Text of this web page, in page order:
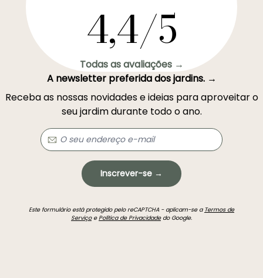
4,4/5
Todas as avaliações →
A newsletter preferida dos jardins. →
Receba as nossas novidades e ideias para aproveitar o
seu jardim durante todo o ano.
Inscrever-se →
Este formulário está protegido pelo reCAPTCHA - aplicam-se a Termos de
ServiçoePolítica de Privacidadedo Google.